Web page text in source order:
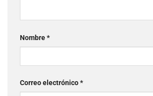
Nombre*
Correo electrónico*